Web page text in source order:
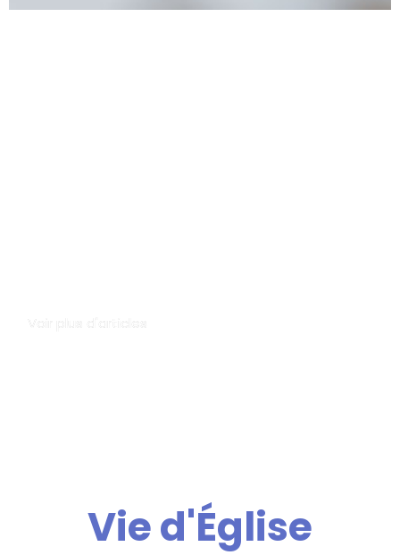
Vie d'Église